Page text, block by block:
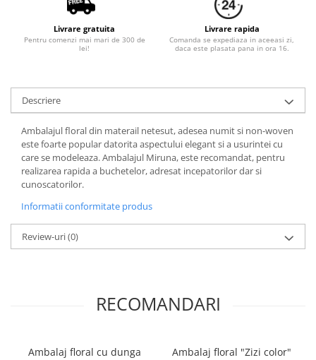
Livrare gratuita
Pentru comenzi mai mari de 300 de
lei!
Livrare rapida
Comanda se expediaza in aceeasi zi,
daca este plasata pana in ora 16.
Descriere
Ambalajul floral din materail netesut, adesea numit si non-woven
este foarte popular datorita aspectului elegant si a usurintei cu
care se modeleaza. Ambalajul Miruna, este recomandat, pentru
realizarea rapida a buchetelor, adresat incepatorilor dar si
cunoscatorilor.
Informatii conformitate produs
Review-uri(0)
RECOMANDARI
Ambalaj floral cu dunga
Ambalaj floral "Zizi color"